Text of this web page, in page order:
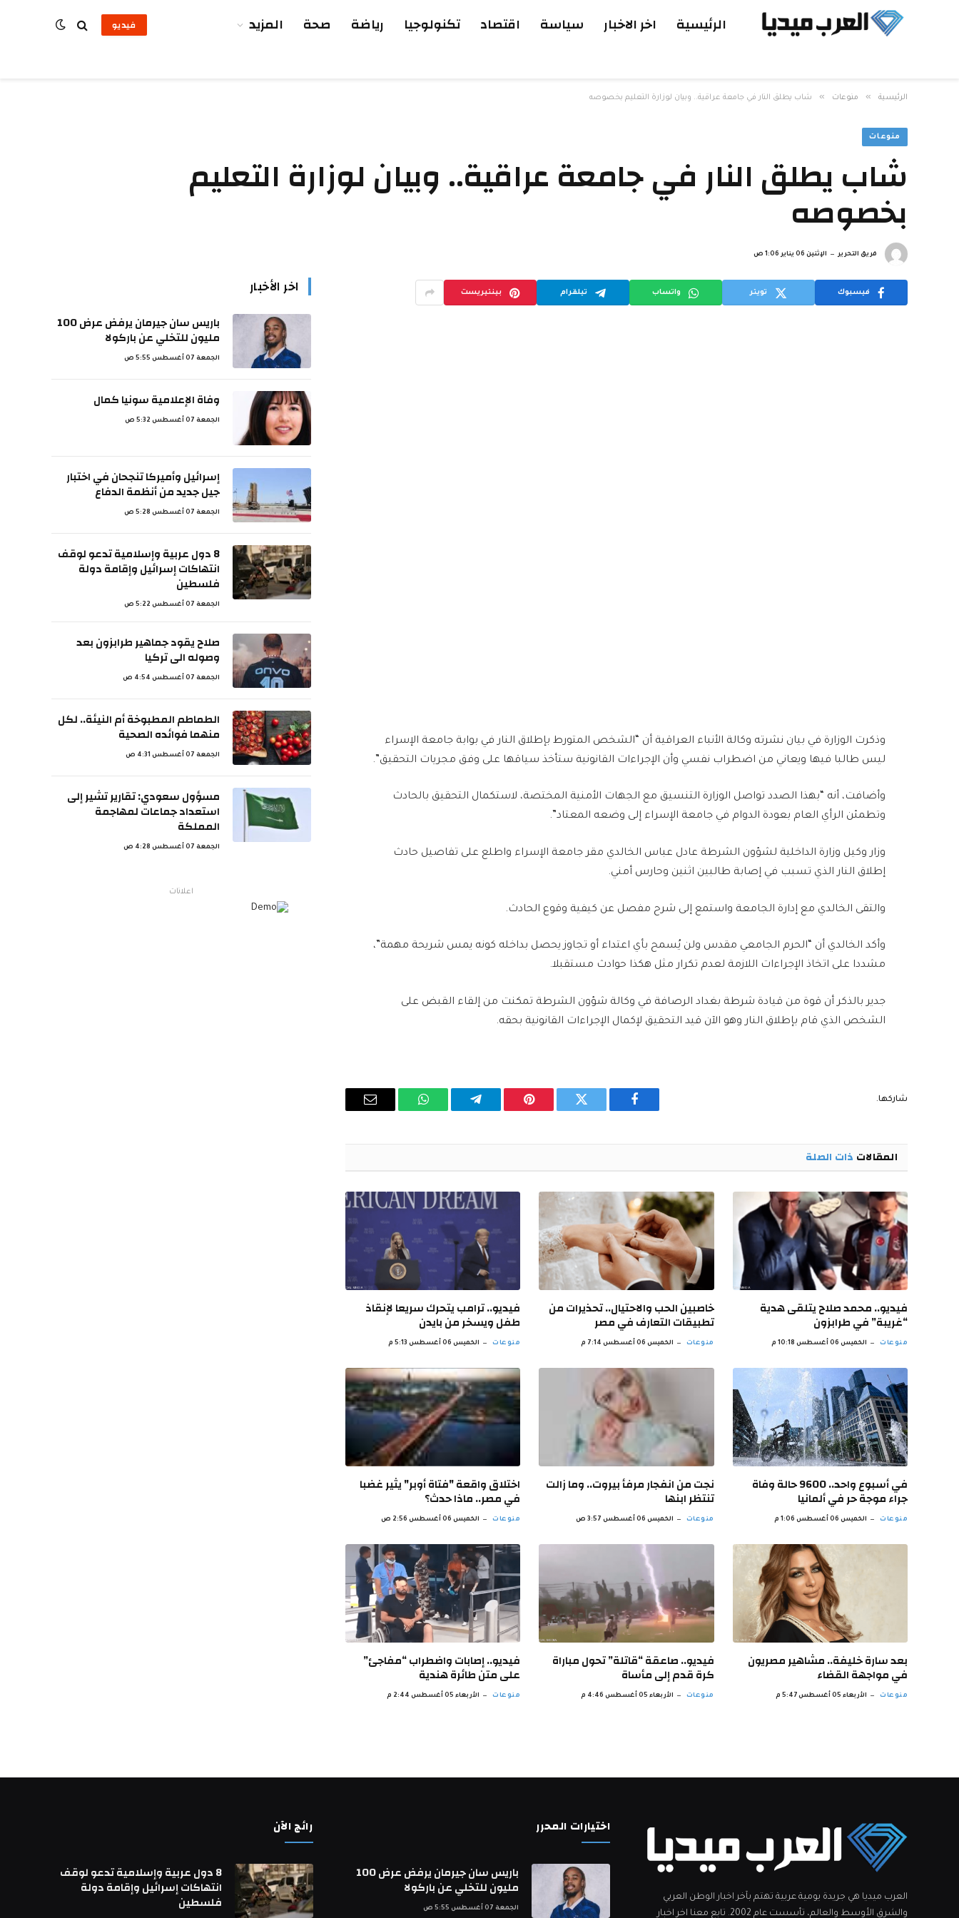
الرئيسية اخر الاخبار سياسة اقتصاد تكنولوجيا رياضة صحة المزيد فيديو
الرئيسية » منوعات » شاب يطلق النار في جامعة عراقية.. وبيان لوزارة التعليم بخصوصه
منوعات
شاب يطلق النار في جامعة عراقية.. وبيان لوزارة التعليم
بخصوصه
فريق التحرير الإثنين 06 يناير 1:06 ص
فيسبوك تويتر واتساب تيلقرام بينتيريست
وذكرت الوزارة في بيان نشرته وكالة الأنباء العراقية أن “الشخص المتورط بإطلاق النار في بوابة جامعة الإسراء
ليس طالبا فيها ويعاني من اضطراب نفسي وأن الإجراءات القانونية ستأخذ سياقها على وفق مجريات التحقيق”.
وأضافت، أنه “بهذا الصدد تواصل الوزارة التنسيق مع الجهات الأمنية المختصة، لاستكمال التحقيق بالحادث
وتطمئن الرأي العام بعودة الدوام في جامعة الإسراء إلى وضعه المعتاد”.
وزار وكيل وزارة الداخلية لشؤون الشرطة عادل عباس الخالدي مقر جامعة الإسراء واطلع على تفاصيل حادث
إطلاق النار الذي تسبب في إصابة طالبين اثنين وحارس أمني.
والتقى الخالدي مع إدارة الجامعة واستمع إلى شرح مفصل عن كيفية وقوع الحادث.
وأكد الخالدي أن “الحرم الجامعي مقدس ولن يُسمح بأي اعتداء أو تجاوز يحصل بداخله كونه يمس شريحة مهمة”،
مشددا على اتخاذ الإجراءات اللازمة لعدم تكرار مثل هكذا حوادث مستقبلا.
جدير بالذكر أن قوة من قيادة شرطة بغداد الرصافة في وكالة شؤون الشرطة تمكنت من إلقاء القبض على
الشخص الذي قام بإطلاق النار وهو الآن قيد التحقيق لإكمال الإجراءات القانونية بحقه.
شاركها.
فيسبوك تويتر بينتيريستتيلقرام واتساب
البريد
المقالات ذات الصلة
فيديو.. محمد صلاح يتلقى هدية
“غريبة” في طرابزون
منوعات الخميس 06 أغسطس 10:18 م
خاصبين الحب والاحتيال.. تحذيرات من
تطبيقات التعارف في مصر
منوعات الخميس 06 أغسطس 7:14 م
فيديو.. ترامب يتحرك سريعا لإنقاذ
طفل ويسخر من بايدن
منوعات الخميس 06 أغسطس 5:13 م
في أسبوع واحد.. 9600 حالة وفاة
جراء موجة حر في ألمانيا
منوعات الخميس 06 أغسطس 1:06 م
نجت من انفجار مرفأ بيروت.. وما زالت
تنتظر ابنها
منوعات الخميس 06 أغسطس 3:57 ص
اختلاق واقعة "فتاة أوبر" يثير غضبا
في مصر.. ماذا حدث؟
منوعات الخميس 06 أغسطس 2:56 ص
بعد سارة خليفة.. مشاهير مصريون
في مواجهة القضاء
منوعات الأربعاء 05 أغسطس 5:47 م
فيديو.. صاعقة “قاتلة” تحول مباراة
كرة قدم إلى مأساة
منوعات الأربعاء 05 أغسطس 4:46 م
فيديو.. إصابات واضطراب “مفاجئ”
على متن طائرة هندية
منوعات الأربعاء 05 أغسطس 2:44 م
اخر الأخبار
باريس سان جيرمان يرفض عرض 100
مليون للتخلي عن باركولا
الجمعة 07 أغسطس 5:55 ص
وفاة الإعلامية سونيا كمال
الجمعة 07 أغسطس 5:32 ص
إسرائيل وأميركا تنجحان في اختبار
جيل جديد من أنظمة الدفاع
الجمعة 07 أغسطس 5:28 ص
8 دول عربية وإسلامية تدعو لوقف
انتهاكات إسرائيل وإقامة دولة
فلسطين
الجمعة 07 أغسطس 5:22 ص
صلاح يقود جماهير طرابزون بعد
وصوله الى تركيا
الجمعة 07 أغسطس 4:54 ص
الطماطم المطبوخة أم النيئة.. لكل
منهما فوائده الصحية
الجمعة 07 أغسطس 4:31 ص
مسؤول سعودي: تقارير تشير إلى
استعداد جماعات لمهاجمة
المملكة
الجمعة 07 أغسطس 4:28 ص
اعلانات
العرب ميديا هي جريدة يومية عربية تهتم بآخر اخبار الوطن العربي
والشرق الأوسط والعالم، تأسست عام 2002. تابع معنا اخر اخبار
اختيارات المحرر
باريس سان جيرمان يرفض عرض 100
مليون للتخلي عن باركولا
الجمعة 07 أغسطس 5:55 ص
رائج الآن
8 دول عربية وإسلامية تدعو لوقف
انتهاكات إسرائيل وإقامة دولة
فلسطين